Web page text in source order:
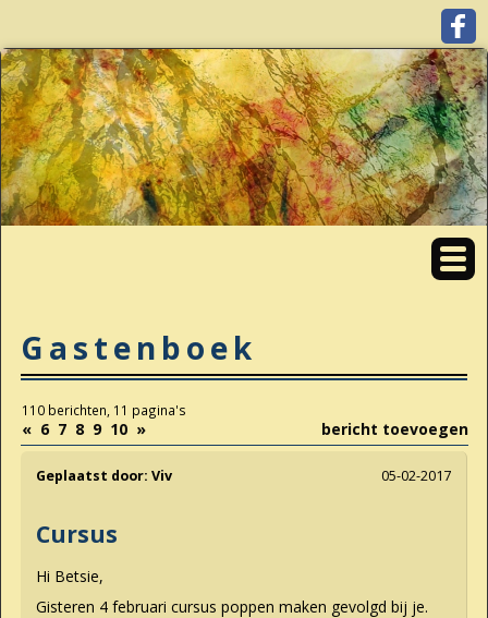
Gastenboek
110 berichten, 11 pagina's
bericht toevoegen
« 6 7 8 9 10 »
05-02-2017
Geplaatst door: Viv
Cursus
Hi Betsie,
Gisteren 4 februari cursus poppen maken gevolgd bij je.